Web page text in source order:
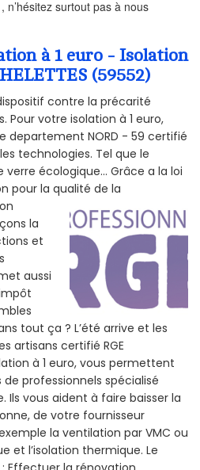
, n’hésitez surtout pas à nous
à 1 euro - Isolation
(59552)
contre la précarité
Pour votre isolation à 1 euro,
departement NORD - 59 certifié
technologies. Tel que le
écologique... Grâce a la loi
pour la qualité de la
la
et
aussi
tout ça ? L’été arrive et les
artisans certifié RGE
à 1 euro, vous permettent
professionnels spécialisé
Ils vous aident à faire baisser la
de votre fournisseur
la ventilation par VMC ou
et l’isolation thermique. Le